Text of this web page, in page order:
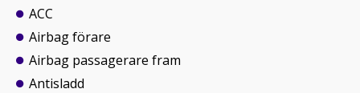
ACC
Airbag förare
Airbag passagerare fram
Antisladd